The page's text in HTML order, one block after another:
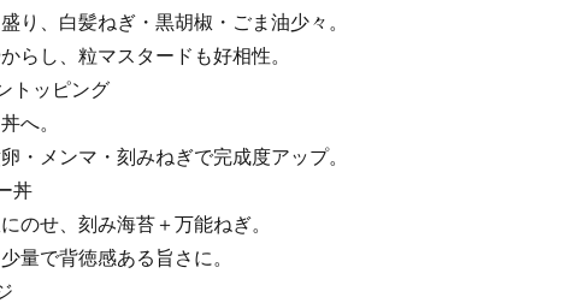
り、白髪ねぎ・黒胡椒・ごま油少々。
らし、粒マスタードも好相性。
トッピング
へ。
・メンマ・刻みねぎで完成度アップ。
丼
のせ、刻み海苔＋万能ねぎ。
量で背徳感ある旨さに。